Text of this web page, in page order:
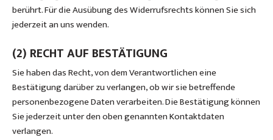
berührt. Für die Ausübung des Widerrufsrechts können Sie sich
jederzeit an uns wenden.
(2) RECHT AUF BESTÄTIGUNG
Sie haben das Recht, von dem Verantwortlichen eine
Bestätigung darüber zu verlangen, ob wir sie betreffende
personenbezogene Daten verarbeiten. Die Bestätigung können
Sie jederzeit unter den oben genannten Kontaktdaten
verlangen.